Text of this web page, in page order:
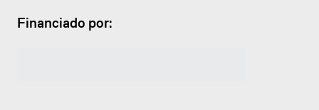
Financiado por: